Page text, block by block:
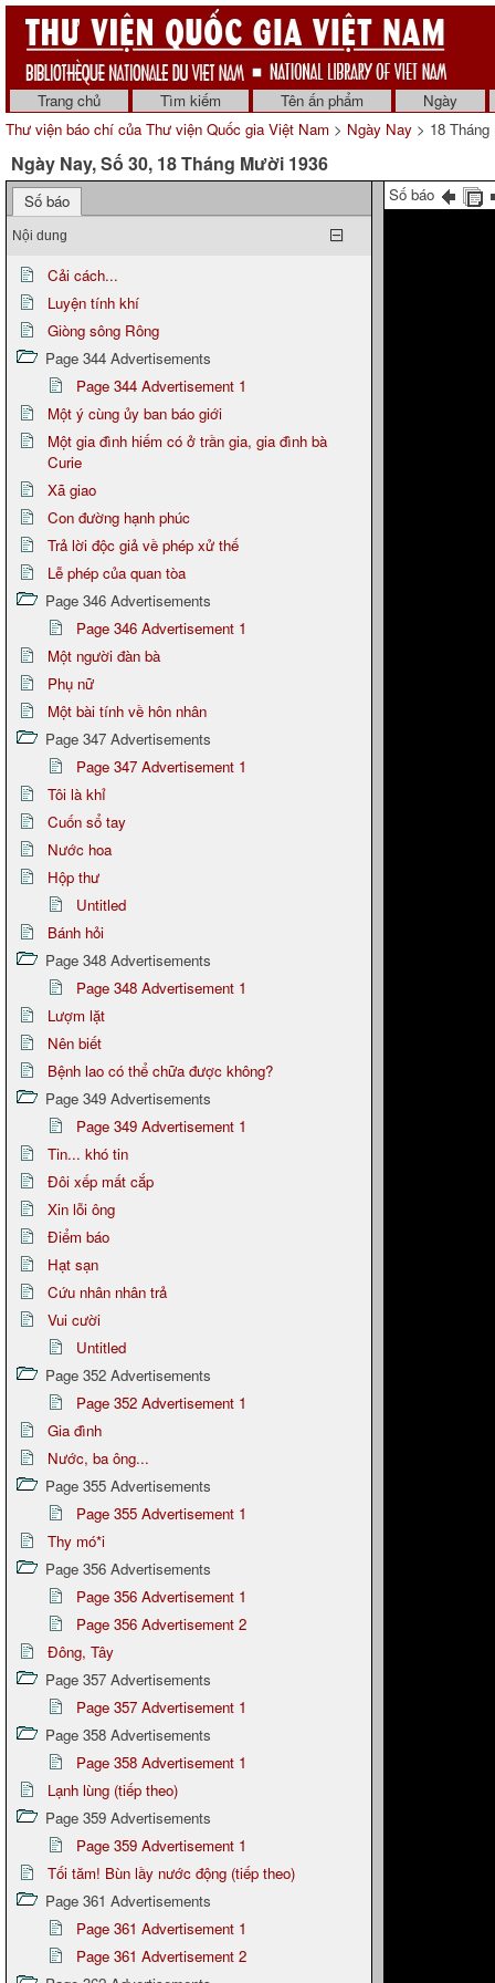
Trang chủ Tìm kiếm Tên ấn phẩm
Ngày
Thư viện báo chí của Thư viện Quốc gia Việt Nam > Ngày Nay > 18
Ngày Nay, Số 30, 18 Tháng Mười 1936
Số báo
Nội dung
Cải cách...
Luyện tính khí
Giòng sông Rông
Page 344 Advertisements
Page 344 Advertisement 1
Một ý cùng ủy ban báo giới
Một gia đình hiếm có ở trần gia, gia đình bà
Curie
Xã giao
Con đường hạnh phúc
Trả lời độc giả về phép xử thế
Lễ phép của quan tòa
Page 346 Advertisements
Page 346 Advertisement 1
Một người đàn bà
Phụ nữ
Một bài tính về hôn nhân
Page 347 Advertisements
Page 347 Advertisement 1
Tôi là khỉ
Cuốn sổ tay
Nước hoa
Hộp thư
Untitled
Bánh hỏi
Page 348 Advertisements
Page 348 Advertisement 1
Lượm lặt
Nên biết
Bệnh lao có thể chữa được không?
Page 349 Advertisements
Page 349 Advertisement 1
Tin... khó tin
Đôi xếp mất cắp
Xin lỗi ông
Điểm báo
Hạt sạn
Cứu nhân nhân trả
Vui cười
Untitled
Page 352 Advertisements
Page 352 Advertisement 1
Gia đình
Nước, ba ông...
Page 355 Advertisements
Page 355 Advertisement 1
Thy mó*i
Page 356 Advertisements
Page 356 Advertisement 1
Page 356 Advertisement 2
Đông, Tây
Page 357 Advertisements
Page 357 Advertisement 1
Page 358 Advertisements
Page 358 Advertisement 1
Lạnh lùng (tiếp theo)
Page 359 Advertisements
Page 359 Advertisement 1
Tối tăm! Bùn lầy nước động (tiếp theo)
Page 361 Advertisements
Page 361 Advertisement 1
Page 361 Advertisement 2
Số báo